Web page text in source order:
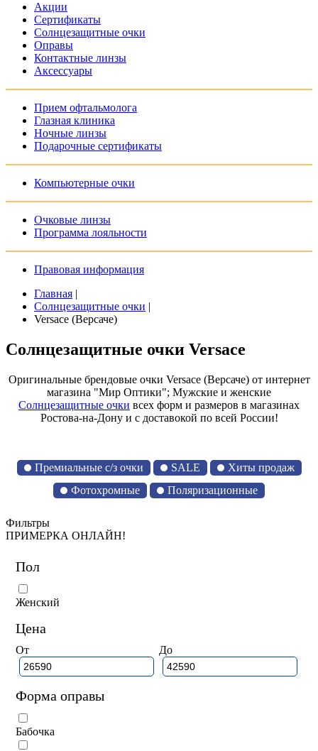
Акции
Сертификаты
Солнцезащитные очки
Оправы
Контактные линзы
Аксессуары
Прием офтальмолога
Глазная клиника
Ночные линзы
Подарочные сертификаты
Компьютерные очки
Очковые линзы
Программа лояльности
Правовая информация
Главная |
Солнцезащитные очки |
Versace (Версаче)
Солнцезащитные очки Versace
Оригинальные брендовые очки Versace (Версаче) от интернет
магазина "Мир Оптики"; Мужские и женские
Солнцезащитные очки всех форм и размеров в магазинах
Ростова-на-Дону и с доставокой по всей России!
Премиальные с/з очки SALE
Хиты продаж
Фотохромные
Поляризационные
Фильтры
ПРИМЕРКА ОНЛАЙН!
Пол
Женский
Цена
От До
Форма оправы
Бабочка